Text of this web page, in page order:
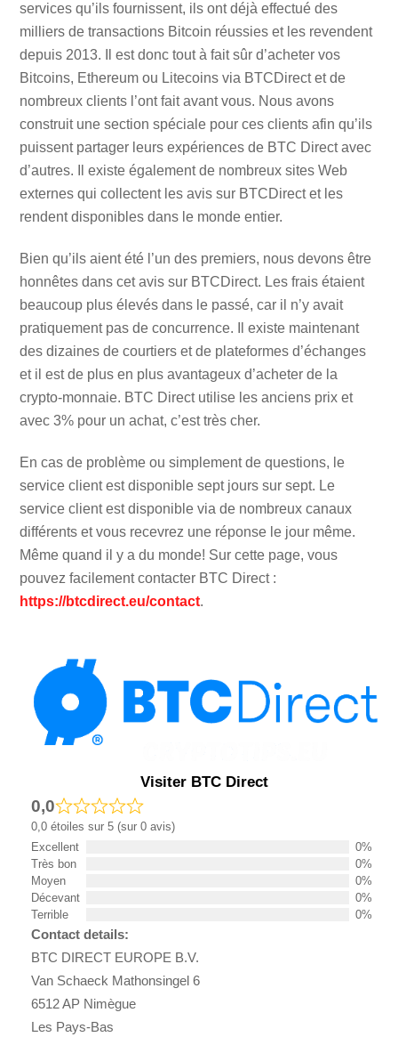
services qu’ils fournissent, ils ont déjà effectué des
milliers de transactions Bitcoin réussies et les revendent
depuis 2013. Il est donc tout à fait sûr d’acheter vos
Bitcoins, Ethereum ou Litecoins via BTCDirect et de
nombreux clients l’ont fait avant vous. Nous avons
construit une section spéciale pour ces clients afin qu’ils
puissent partager leurs expériences de BTC Direct avec
d’autres. Il existe également de nombreux sites Web
externes qui collectent les avis sur BTCDirect et les
rendent disponibles dans le monde entier.
Bien qu’ils aient été l’un des premiers, nous devons être
honnêtes dans cet avis sur BTCDirect. Les frais étaient
beaucoup plus élevés dans le passé, car il n’y avait
pratiquement pas de concurrence. Il existe maintenant
des dizaines de courtiers et de plateformes d’échanges
et il est de plus en plus avantageux d’acheter de la
crypto-monnaie. BTC Direct utilise les anciens prix et
avec 3% pour un achat, c’est très cher.
En cas de problème ou simplement de questions, le
service client est disponible sept jours sur sept. Le
service client est disponible via de nombreux canaux
différents et vous recevrez une réponse le jour même.
Même quand il y a du monde! Sur cette page, vous
pouvez facilement contacter BTC Direct :
https://btcdirect.eu/contact.
Visiter BTC Direct
0,0
0,0 étoiles sur 5 (sur 0 avis)
Excellent
0%
Très bon
0%
Moyen
0%
Décevant
0%
Terrible
0%
Contact details:
BTC DIRECT EUROPE B.V.
Van Schaeck Mathonsingel 6
6512 AP Nimègue
Les Pays-Bas